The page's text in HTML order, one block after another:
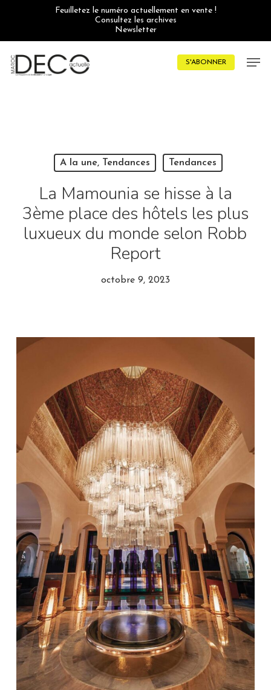
Feuilletez le numéro actuellement en vente !
Consultez les archives
Newsletter
S'ABONNER
A la une, Tendances Tendances
La Mamounia se hisse à la
3ème place des hôtels les plus
luxueux du monde selon Robb
Report
octobre 9, 2023